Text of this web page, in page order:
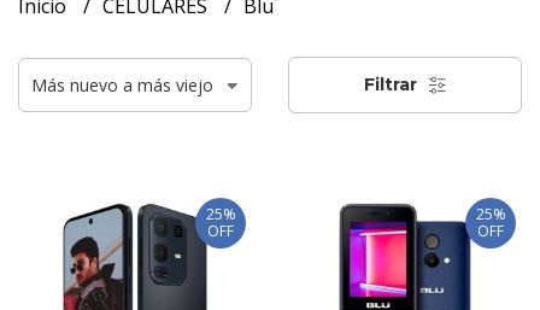
Inicio CELULARES Blu
Filtrar
25%
OFF
25%
OFF